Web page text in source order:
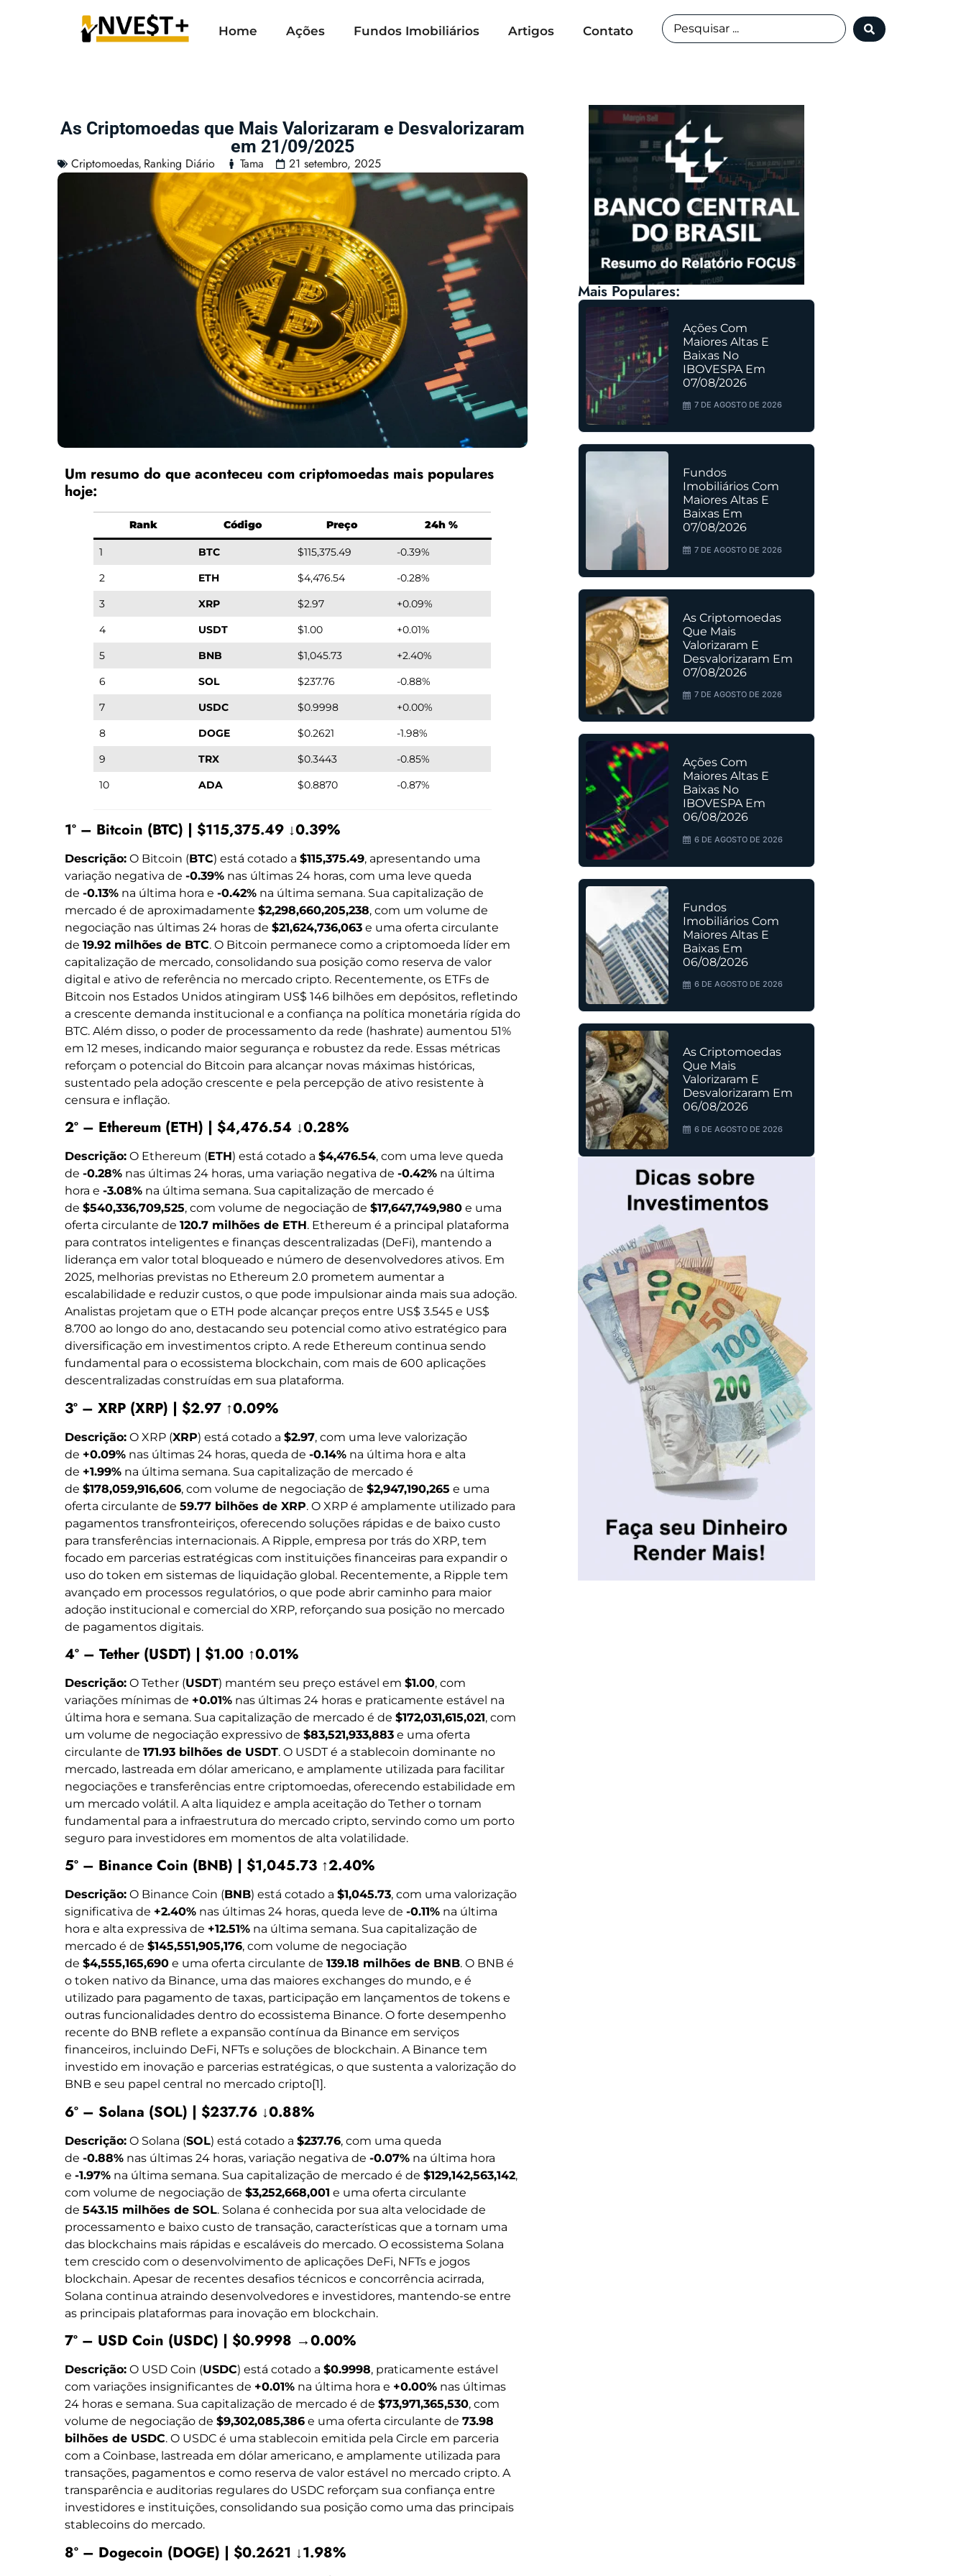
Home Ações Fundos Imobiliários Artigos Contato
As Criptomoedas que Mais Valorizaram e Desvalorizaram
em 21/09/2025
Criptomoedas, Ranking Diário Tama 21 setembro, 2025
Um resumo do que aconteceu com criptomoedas mais populares
hoje:
Rank Código Preço 24h %
1 BTC $115,375.49
-0.39%
2
ETH $4,476.54
-0.28%
3
XRP $2.97
+0.09%
4
USDT $1.00
+0.01%
5
BNB $1,045.73
+2.40%
6
SOL $237.76
-0.88%
7
USDC $0.9998
+0.00%
8
DOGE $0.2621
-1.98%
9
TRX $0.3443
-0.85%
10
ADA $0.8870 -0.87%
1º – Bitcoin (BTC) | $115,375.49 ↓0.39%
Descrição: O Bitcoin (BTC) está cotado a $115,375.49, apresentando uma
variação negativa de -0.39% nas últimas 24 horas, com uma leve queda
de -0.13% na última hora e -0.42% na última semana. Sua capitalização de
mercado é de aproximadamente $2,298,660,205,238, com um volume de
negociação nas últimas 24 horas de $21,624,736,063 e uma oferta circulante
de 19.92 milhões de BTC. O Bitcoin permanece como a criptomoeda líder em
capitalização de mercado, consolidando sua posição como reserva de valor
digital e ativo de referência no mercado cripto. Recentemente, os ETFs de
Bitcoin nos Estados Unidos atingiram US$ 146 bilhões em depósitos, refletindo
a crescente demanda institucional e a confiança na política monetária rígida do
BTC. Além disso, o poder de processamento da rede (hashrate) aumentou 51%
em 12 meses, indicando maior segurança e robustez da rede. Essas métricas
reforçam o potencial do Bitcoin para alcançar novas máximas históricas,
sustentado pela adoção crescente e pela percepção de ativo resistente à
censura e inflação.
2º – Ethereum (ETH) | $4,476.54 ↓0.28%
Descrição: O Ethereum (ETH) está cotado a $4,476.54, com uma leve queda
de -0.28% nas últimas 24 horas, uma variação negativa de -0.42% na última
hora e -3.08% na última semana. Sua capitalização de mercado é
de $540,336,709,525, com volume de negociação de $17,647,749,980 e uma
oferta circulante de 120.7 milhões de ETH. Ethereum é a principal plataforma
para contratos inteligentes e finanças descentralizadas (DeFi), mantendo a
liderança em valor total bloqueado e número de desenvolvedores ativos. Em
2025, melhorias previstas no Ethereum 2.0 prometem aumentar a
escalabilidade e reduzir custos, o que pode impulsionar ainda mais sua adoção.
Analistas projetam que o ETH pode alcançar preços entre US$ 3.545 e US$
8.700 ao longo do ano, destacando seu potencial como ativo estratégico para
diversificação em investimentos cripto. A rede Ethereum continua sendo
fundamental para o ecossistema blockchain, com mais de 600 aplicações
descentralizadas construídas em sua plataforma.
3º – XRP (XRP) | $2.97 ↑0.09%
Descrição: O XRP (XRP) está cotado a $2.97, com uma leve valorização
de +0.09% nas últimas 24 horas, queda de -0.14% na última hora e alta
de +1.99% na última semana. Sua capitalização de mercado é
de $178,059,916,606, com volume de negociação de $2,947,190,265 e uma
oferta circulante de 59.77 bilhões de XRP. O XRP é amplamente utilizado para
pagamentos transfronteiriços, oferecendo soluções rápidas e de baixo custo
para transferências internacionais. A Ripple, empresa por trás do XRP, tem
focado em parcerias estratégicas com instituições financeiras para expandir o
uso do token em sistemas de liquidação global. Recentemente, a Ripple tem
avançado em processos regulatórios, o que pode abrir caminho para maior
adoção institucional e comercial do XRP, reforçando sua posição no mercado
de pagamentos digitais.
4º – Tether (USDT) | $1.00 ↑0.01%
Descrição: O Tether (USDT) mantém seu preço estável em $1.00, com
variações mínimas de +0.01% nas últimas 24 horas e praticamente estável na
última hora e semana. Sua capitalização de mercado é de $172,031,615,021, com
um volume de negociação expressivo de $83,521,933,883 e uma oferta
circulante de 171.93 bilhões de USDT. O USDT é a stablecoin dominante no
mercado, lastreada em dólar americano, e amplamente utilizada para facilitar
negociações e transferências entre criptomoedas, oferecendo estabilidade em
um mercado volátil. A alta liquidez e ampla aceitação do Tether o tornam
fundamental para a infraestrutura do mercado cripto, servindo como um porto
seguro para investidores em momentos de alta volatilidade.
5º – Binance Coin (BNB) | $1,045.73 ↑2.40%
Descrição: O Binance Coin (BNB) está cotado a $1,045.73, com uma valorização
significativa de +2.40% nas últimas 24 horas, queda leve de -0.11% na última
hora e alta expressiva de +12.51% na última semana. Sua capitalização de
mercado é de $145,551,905,176, com volume de negociação
de $4,555,165,690 e uma oferta circulante de 139.18 milhões de BNB. O BNB é
o token nativo da Binance, uma das maiores exchanges do mundo, e é
utilizado para pagamento de taxas, participação em lançamentos de tokens e
outras funcionalidades dentro do ecossistema Binance. O forte desempenho
recente do BNB reflete a expansão contínua da Binance em serviços
financeiros, incluindo DeFi, NFTs e soluções de blockchain. A Binance tem
investido em inovação e parcerias estratégicas, o que sustenta a valorização do
BNB e seu papel central no mercado cripto[1].
6º – Solana (SOL) | $237.76 ↓0.88%
Descrição: O Solana (SOL) está cotado a $237.76, com uma queda
de -0.88% nas últimas 24 horas, variação negativa de -0.07% na última hora
e -1.97% na última semana. Sua capitalização de mercado é de $129,142,563,142,
com volume de negociação de $3,252,668,001 e uma oferta circulante
de 543.15 milhões de SOL. Solana é conhecida por sua alta velocidade de
processamento e baixo custo de transação, características que a tornam uma
das blockchains mais rápidas e escaláveis do mercado. O ecossistema Solana
tem crescido com o desenvolvimento de aplicações DeFi, NFTs e jogos
blockchain. Apesar de recentes desafios técnicos e concorrência acirrada,
Solana continua atraindo desenvolvedores e investidores, mantendo-se entre
as principais plataformas para inovação em blockchain.
7º – USD Coin (USDC) | $0.9998 →0.00%
Descrição: O USD Coin (USDC) está cotado a $0.9998, praticamente estável
com variações insignificantes de +0.01% na última hora e +0.00% nas últimas
24 horas e semana. Sua capitalização de mercado é de $73,971,365,530, com
volume de negociação de $9,302,085,386 e uma oferta circulante de 73.98
bilhões de USDC. O USDC é uma stablecoin emitida pela Circle em parceria
com a Coinbase, lastreada em dólar americano, e amplamente utilizada para
transações, pagamentos e como reserva de valor estável no mercado cripto. A
transparência e auditorias regulares do USDC reforçam sua confiança entre
investidores e instituições, consolidando sua posição como uma das principais
stablecoins do mercado.
8º – Dogecoin (DOGE) | $0.2621 ↓1.98%
Mais Populares:
Ações Com
Maiores Altas E
Baixas No
IBOVESPA Em
07/08/2026
7 DE AGOSTO DE 2026
Fundos
Imobiliários Com
Maiores Altas E
Baixas Em
07/08/2026
7 DE AGOSTO DE 2026
As Criptomoedas
Que Mais
Valorizaram E
Desvalorizaram Em
07/08/2026
7 DE AGOSTO DE 2026
Ações Com
Maiores Altas E
Baixas No
IBOVESPA Em
06/08/2026
6 DE AGOSTO DE 2026
Fundos
Imobiliários Com
Maiores Altas E
Baixas Em
06/08/2026
6 DE AGOSTO DE 2026
As Criptomoedas
Que Mais
Valorizaram E
Desvalorizaram Em
06/08/2026
6 DE AGOSTO DE 2026